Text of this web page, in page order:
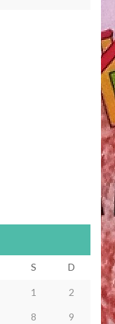
S D
1 2
8 9